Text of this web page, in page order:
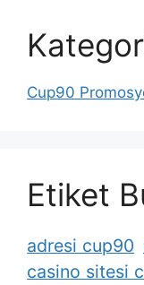
Cup90
Etiket
adresi cup90
casino sitesi